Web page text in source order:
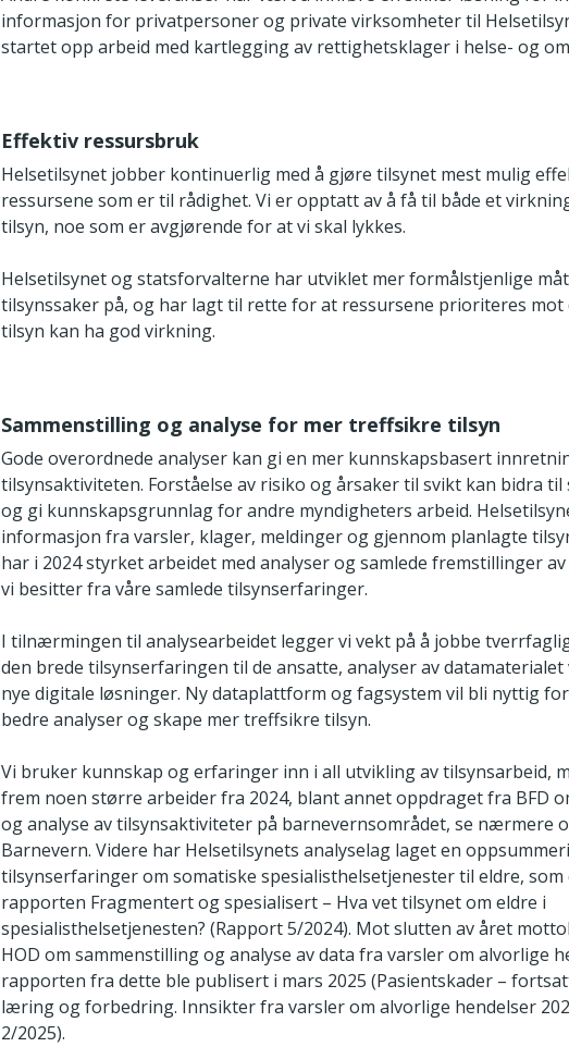
informasjon for privatpersoner og private virksomheter til
startet opp arbeid med kartlegging av rettighetsklager i helse- og
Effektiv ressursbruk
Helsetilsynet jobber kontinuerlig med å gjøre tilsynet mest mulig
ressursene som er til rådighet. Vi er opptatt av å få til både et
tilsyn, noe som er avgjørende for at vi skal lykkes.
Helsetilsynet og statsforvalterne har utviklet mer formålstjenlige
tilsynssaker på, og har lagt til rette for at ressursene prioriteres mot
tilsyn kan ha god virkning.
Sammenstilling og analyse for mer treffsikre tilsyn
Gode overordnede analyser kan gi en mer kunnskapsbasert
tilsynsaktiviteten. Forståelse av risiko og årsaker til svikt kan bidra
og gi kunnskapsgrunnlag for andre myndigheters arbeid.
informasjon fra varsler, klager, meldinger og gjennom planlagte
har i 2024 styrket arbeidet med analyser og samlede fremstillinger
vi besitter fra våre samlede tilsynserfaringer.
I tilnærmingen til analysearbeidet legger vi vekt på å jobbe
den brede tilsynserfaringen til de ansatte, analyser av
nye digitale løsninger. Ny dataplattform og fagsystem vil bli nyttig
bedre analyser og skape mer treffsikre tilsyn.
Vi bruker kunnskap og erfaringer inn i all utvikling av tilsynsarbeid,
frem noen større arbeider fra 2024, blant annet oppdraget fra BFD
og analyse av tilsynsaktiviteter på barnevernsområdet, se nærmere
Barnevern. Videre har Helsetilsynets analyselag laget en
tilsynserfaringer om somatiske spesialisthelsetjenester til eldre,
rapporten Fragmentert og spesialisert – Hva vet tilsynet om eldre i
spesialisthelsetjenesten? (Rapport 5/2024). Mot slutten av året
HOD om sammenstilling og analyse av data fra varsler om alvorlige
rapporten fra dette ble publisert i mars 2025 (Pasientskader –
læring og forbedring. Innsikter fra varsler om alvorlige hendelser
2/2025).